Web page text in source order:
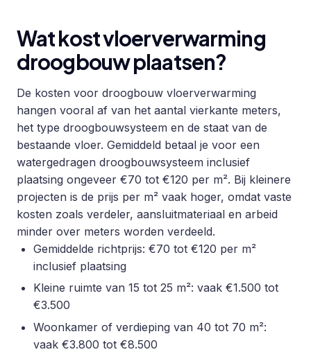
Wat kost vloerverwarming
droogbouw plaatsen?
De kosten voor droogbouw vloerverwarming
hangen vooral af van het aantal vierkante meters,
het type droogbouwsysteem en de staat van de
bestaande vloer. Gemiddeld betaal je voor een
watergedragen droogbouwsysteem inclusief
plaatsing ongeveer €70 tot €120 per m². Bij kleinere
projecten is de prijs per m² vaak hoger, omdat vaste
kosten zoals verdeler, aansluitmateriaal en arbeid
minder over meters worden verdeeld.
Gemiddelde richtprijs: €70 tot €120 per m²
inclusief plaatsing
Kleine ruimte van 15 tot 25 m²: vaak €1.500 tot
€3.500
Woonkamer of verdieping van 40 tot 70 m²:
vaak €3.800 tot €8.500